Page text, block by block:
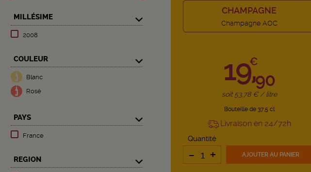
MILLÉSIME
2008
COULEUR
Blanc
Rosé
PAYS
France
REGION
CHAMPAGNE
Champagne AOC
19,
€
90
soit 53,78 € / litre
Bouteille de 37,5 cl
Livraison en 24/72h
Quantité
- + AJOUTERAU PANIER